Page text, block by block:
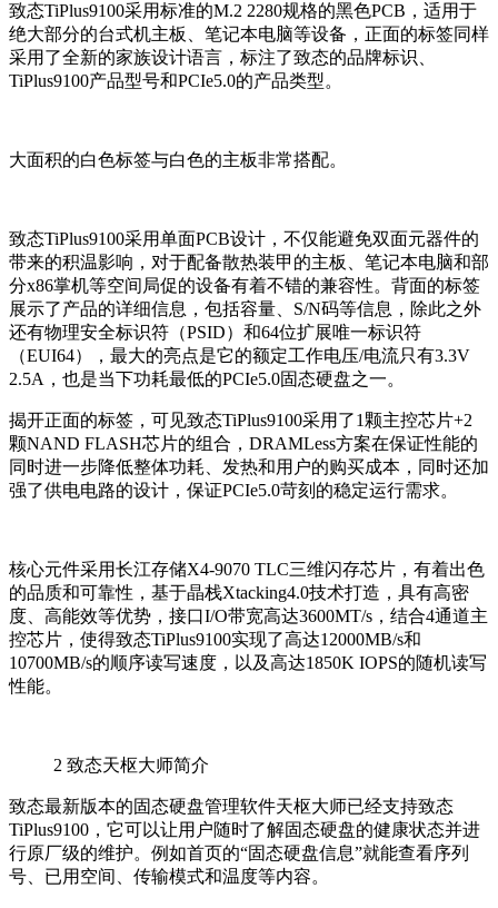
致态TiPlus9100采用标准的M.2 2280规格的黑色PCB，适用于
绝大部分的台式机主板、笔记本电脑等设备，正面的标签同样
采用了全新的家族设计语言，标注了致态的品牌标识、
TiPlus9100产品型号和PCIe5.0的产品类型。
大面积的白色标签与白色的主板非常搭配。
致态TiPlus9100采用单面PCB设计，不仅能避免双面元器件的
带来的积温影响，对于配备散热装甲的主板、笔记本电脑和部
分x86掌机等空间局促的设备有着不错的兼容性。背面的标签
展示了产品的详细信息，包括容量、S/N码等信息，除此之外
还有物理安全标识符（PSID）和64位扩展唯一标识符
（EUI64），最大的亮点是它的额定工作电压/电流只有3.3V
2.5A，也是当下功耗最低的PCIe5.0固态硬盘之一。
揭开正面的标签，可见致态TiPlus9100采用了1颗主控芯片+2
颗NAND FLASH芯片的组合，DRAMLess方案在保证性能的
同时进一步降低整体功耗、发热和用户的购买成本，同时还加
强了供电电路的设计，保证PCIe5.0苛刻的稳定运行需求。
核心元件采用长江存储X4-9070 TLC三维闪存芯片，有着出色
的品质和可靠性，基于晶栈Xtacking4.0技术打造，具有高密
度、高能效等优势，接口I/O带宽高达3600MT/s，结合4通道主
控芯片，使得致态TiPlus9100实现了高达12000MB/s和
10700MB/s的顺序读写速度，以及高达1850K IOPS的随机读写
性能。
2 致态天枢大师简介
致态最新版本的固态硬盘管理软件天枢大师已经支持致态
TiPlus9100，它可以让用户随时了解固态硬盘的健康状态并进
行原厂级的维护。例如首页的“固态硬盘信息”就能查看序列
号、已用空间、传输模式和温度等内容。